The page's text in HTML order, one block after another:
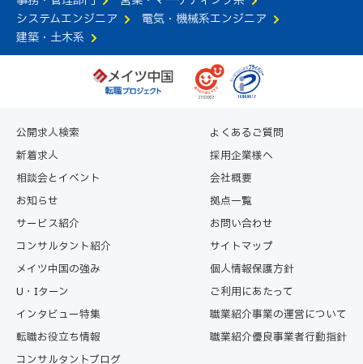
システムエンジニア
電気・機械系エンジニア
建築・土木系
公開求人検索
新着求人
相談会とイベント
お知らせ
サービス紹介
コンサルタント紹介
メイツ中国の強み
U・Iターン
インタビュー特集
転職お役立ち情報
コンサルタントブログ
よくあるご質問
採用企業様へ
会社概要
拠点一覧
お問い合わせ
サイトマップ
個人情報保護方針
ご利用にあたって
職業紹介事業の運営について
職業紹介優良事業者行動指針